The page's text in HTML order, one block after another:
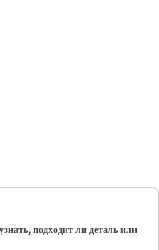
подходит ли деталь или